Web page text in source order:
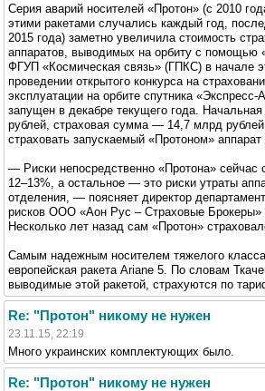
Серия аварий носителей «Протон» (с 2010
этими ракетами случались каждый год,
2015 года) заметно увеличила стоимость
аппаратов, выводимых на орбиту с помощью
ФГУП «Космическая связь» (ГПКС) в начале
проведении открытого конкурса на
эксплуатации на орбите спутника
запущен в декабре текущего года.
рублей, страховая сумма — 14,7 млрд
страховать запускаемый «Протоном» аппарат
— Риски непосредственно «Протона» сейчас
12–13%, а остальное — это риски утраты
отделения, — поясняет директор
рисков ООО «Аон Рус – Страховые Брокеры»
Несколько лет назад сам «Протон»
Самым надежным носителем тяжелого
европейская ракета Ariane 5. По словам
выводимые этой ракетой, страхуются по
Re: "Протон" никому не нужен
23.11.15, 22:19
Много украинских комплектующих было.
Re: "Протон" никому не нужен